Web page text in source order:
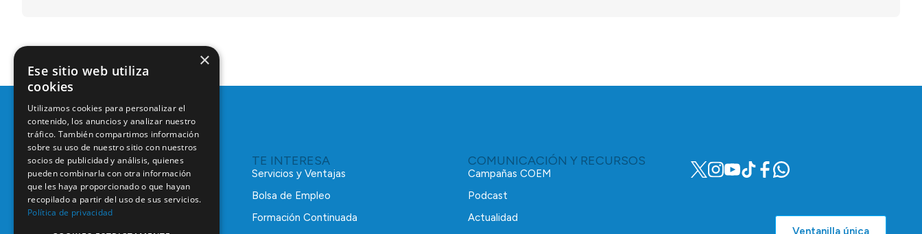
TE INTERESA
Servicios y Ventajas
Bolsa de Empleo
Formación Continuada
COMUNICACIÓN Y RECURSOS
Campañas COEM
Podcast
Actualidad
Ventanilla única
×
Ese sitio web utiliza
cookies
Utilizamos cookies para personalizar el
contenido, los anuncios y analizar nuestro
tráfico. También compartimos información
sobre su uso de nuestro sitio con nuestros
socios de publicidad y análisis, quienes
pueden combinarla con otra información
que les haya proporcionado o que hayan
recopilado a partir del uso de sus servicios.
Política de privacidad